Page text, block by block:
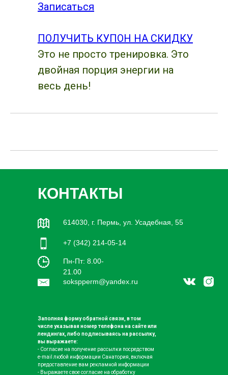
Записаться
ПОЛУЧИТЬ КУПОН НА СКИДКУ
Это не просто тренировка. Это
двойная порция энергии на
весь день!
614030, г. Пермь, ул. Усадебная, 55
Пн-Пт: 8.00-
21.00
+7 (342) 214-05-14
sokspperm@yandex.ru
КОНТАКТЫ
Заполняя форму обратной связи, в том
числе указывая номер телефона на сайте или
лендингах, либо подписываясь на рассылку,
вы выражаете:
- Согласие на получение рассылки посредством
e-mail любой информации Санатория, включая
предоставление вам рекламной информации
- Выражаете свое согласие на обработку